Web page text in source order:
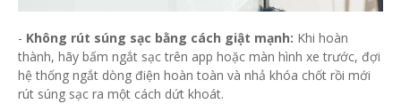
- Không rút súng sạc bằng cách giật mạnh: Khi hoàn
thành, hãy bấm ngắt sạc trên app hoặc màn hình xe trước, đợi
hệ thống ngắt dòng điện hoàn toàn và nhả khóa chốt rồi mới
rút súng sạc ra một cách dứt khoát.